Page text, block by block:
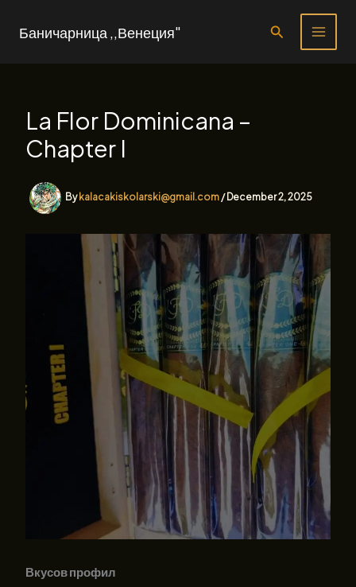
Баничарница ,,Венеция" Search
La Flor Dominicana –
Chapter I
By kalacakiskolarski@gmail.com/ December 2, 2025
Вкусов профил